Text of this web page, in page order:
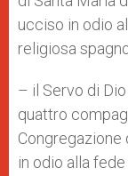
ucciso in odio
religiosa
– il Servo di
quattro
Congregazione
in odio alla